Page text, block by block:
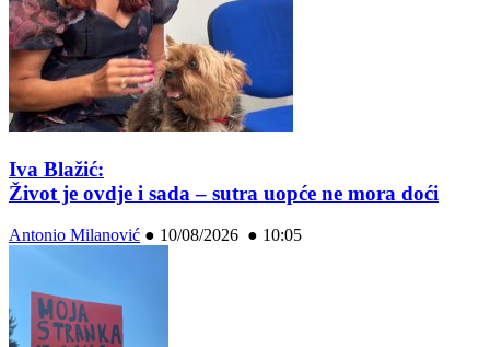
Iva Blažić:
Život je ovdje i sada – sutra uopće ne mora doći
Antonio Milanović ● 10/08/2026 ● 10:05